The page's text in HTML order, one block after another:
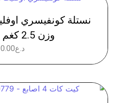
وزن 2.5 كغم - عدد 8
د.ع0.00